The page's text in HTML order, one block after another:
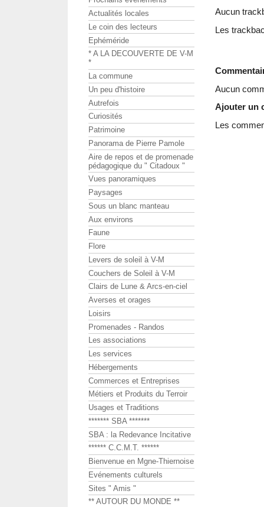
Aucun
Les
Aucun
Ajouter un
Les
Actualités locales
Le coin des lecteurs
Ephéméride
* A LA DECOUVERTE DE V-M
*
La commune
Un peu d'histoire
Autrefois
Curiosités
Patrimoine
Panorama de Pierre Pamole
Aire de repos et de promenade
pédagogique du " Citadoux "
Vues panoramiques
Paysages
Sous un blanc manteau
Aux environs
Faune
Flore
Levers de soleil à V-M
Couchers de Soleil à V-M
Clairs de Lune & Arcs-en-ciel
Averses et orages
Loisirs
Promenades - Randos
Les associations
Les services
Hébergements
Commerces et Entreprises
Métiers et Produits du Terroir
Usages et Traditions
******* SBA *******
SBA : la Redevance Incitative
****** C.C.M.T. ******
Bienvenue en Mgne-Thiernoise
Evénements culturels
Sites " Amis "
** AUTOUR DU MONDE **